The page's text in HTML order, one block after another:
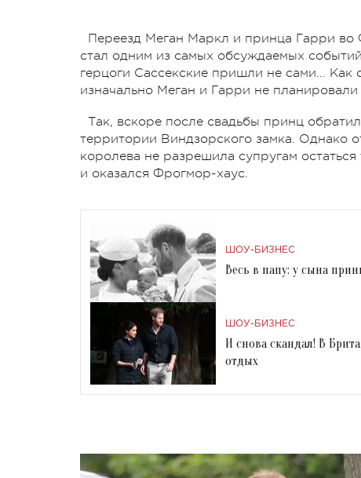
Переезд Меган Маркл и принца Гарри во
стал одним из самых обсуждаемых
герцоги Сассекские пришли не сами...
изначально Меган и Гарри не
Так, вскоре после свадьбы принц
территории Виндзорского замка. Однако
королева не разрешила супругам
и оказался Фрогмор-хаус.
ШОУ-БИЗНЕС
Весь в папу: у сына
ШОУ-БИЗНЕС
И снова скандал! В
отдых